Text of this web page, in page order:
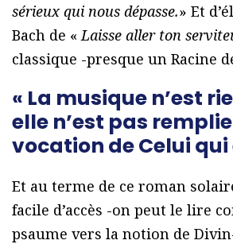
sérieux qui nous dépasse.» Et
Bach de « Laisse aller ton
classique -presque un Racine
« La musique n’est
elle n’est pas
vocation de Celui qui
Et au terme de ce roman
facile d’accès -on peut le lire
psaume vers la notion de